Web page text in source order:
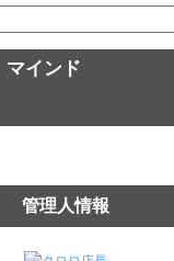
マインド
管理人情報